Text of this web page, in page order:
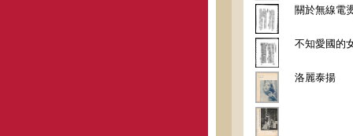
關於無線電
不知愛國的
洛麗泰揚